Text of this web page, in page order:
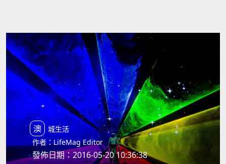
澳城生活
作者：LifeMag Editor
發佈日期：2016-05-20 10:36:38